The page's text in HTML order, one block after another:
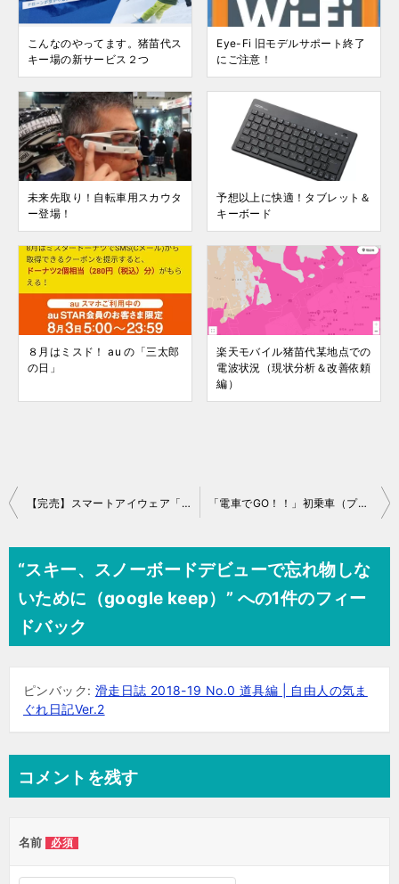
こんなのやってます。猪苗代ス
キー場の新サービス２つ
Eye-Fi 旧モデルサポート終了
にご注意！
未来先取り！自転車用スカウタ
ー登場！
予想以上に快適！タブレット＆
キーボード
８月はミスド！ au の「三太郎
の日」
楽天モバイル猪苗代某地点での
電波状況（現状分析＆改善依頼
編）
投
ナ
ゲ
ー
ョ
【完売】スマートアイウェア「Recon Jet」 「電車でGO！！」初乗車（プレイ）
“スキー、スノーボードデビューで忘れ物しな
いために（google keep）” への1件のフィー
ドバック
ピンバック: 滑走日誌 2018-19 No.0 道具編 | 自由人の気ま
ぐれ日記Ver.2
コメントを残す
名前 必須